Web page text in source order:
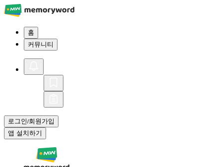
홈
커뮤니티
로그인/회원가입
앱 설치하기